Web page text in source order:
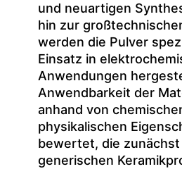
und neuartigen
hin zur
werden die Pulver
Einsatz in
Anwendungen
Anwendbarkeit der
anhand von
physikalischen
bewertet, die zunächst
generischen